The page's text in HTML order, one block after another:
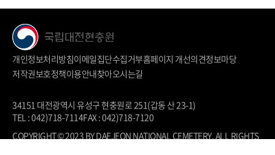
개인정보처리방침이메일집단수집거부홈페이지 개선의견정보마당
저작권보호정책이용안내찾아오시는길
34151 대전광역시 유성구 현충원로 251(갑동 산 23-1)
TEL : 042)718-7114FAX : 042)718-7120
COPYRIGHT © 2023 BY DAEJEON NATIONAL CEMETERY. ALL RIGHTS